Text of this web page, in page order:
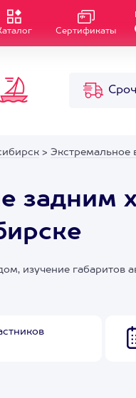
Сертификаты
> Экстремальное
задним
изучение